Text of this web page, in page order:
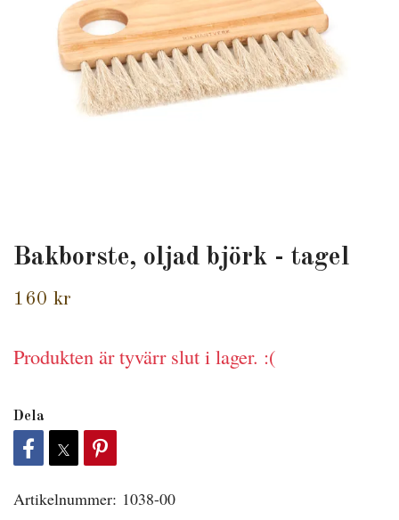
Bakborste, oljad björk - tagel
160 kr
Produkten är tyvärr slut i lager. :(
Dela
Artikelnummer: 1038-00